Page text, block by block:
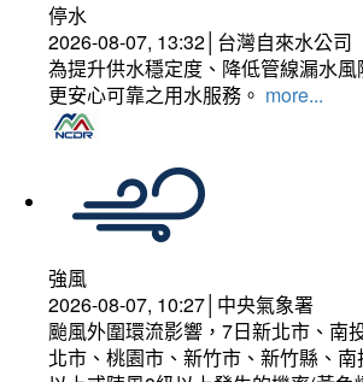
停水
2026-08-07, 13:32│台灣自來水公司
為提升供水穩定度、降低管線漏水
更安心可靠之用水服務。 more...
強風
2026-08-07, 10:27│中央氣象署
颱風外圍環流影響，7日新北市、南
北市、桃園市、新竹市、新竹縣、